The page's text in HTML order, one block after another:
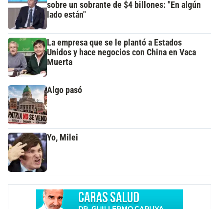
sobre un sobrante de $4 billones: "En algún
lado están"
La empresa que se le plantó a Estados
Unidos y hace negocios con China en Vaca
Muerta
Algo pasó
Yo, Milei